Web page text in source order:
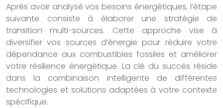
Après avoir analysé vos besoins énergétiques, l’étape
suivante consiste à élaborer une stratégie de
transition multi-sources. Cette approche vise à
diversifier vos sources d’énergie pour réduire votre
dépendance aux combustibles fossiles et améliorer
votre résilience énergétique. La clé du succès réside
dans la combinaison intelligente de différentes
technologies et solutions adaptées à votre contexte
spécifique.